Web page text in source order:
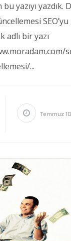
yazıyı yazdık.
SEO’yu
adlı bir yazı
...
Temmuz